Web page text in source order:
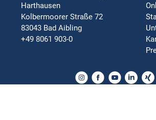
Harthausen
Kolbermoorer Straße 72
83043 Bad Aibling
+49 8061 903-0